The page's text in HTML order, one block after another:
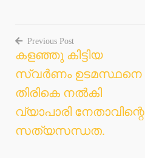
Post
navigation
Previous Post
കളഞ്ഞു കിട്ടിയ
സ്വർണം ഉടമസ്ഥനെ
തിരികെ നൽകി
വ്യാപാരി നേതാവിന്റെ
സത്യസന്ധത.